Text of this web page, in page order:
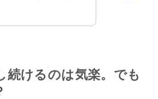
けるのは気楽。でも